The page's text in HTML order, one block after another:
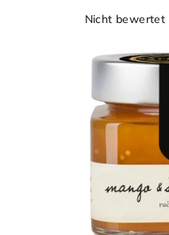
Nicht bewertet